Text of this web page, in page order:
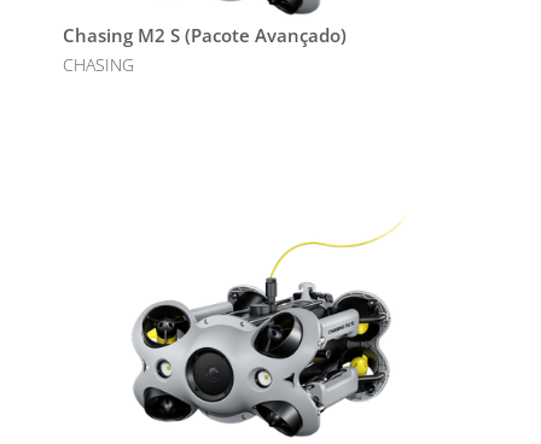
Chasing M2 S (Pacote Avançado)
CHASING